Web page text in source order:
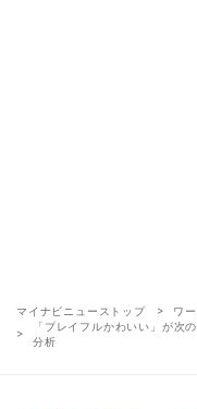
マイナビニューストップ ワ
「プレイフルかわいい」が次
分析